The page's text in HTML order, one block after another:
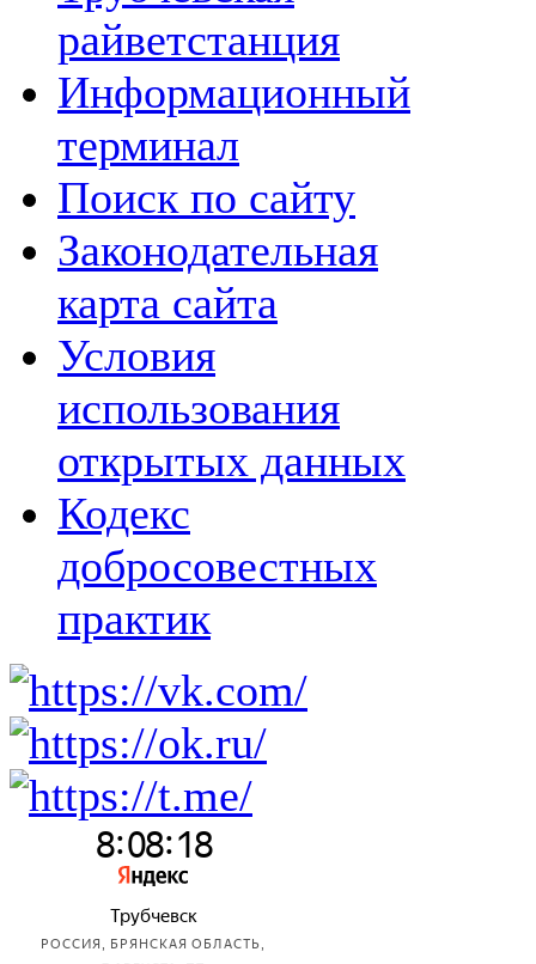
райветстанция
Информационный
терминал
Поиск по сайту
Законодательная
карта сайта
Условия
использования
открытых данных
Кодекс
добросовестных
практик